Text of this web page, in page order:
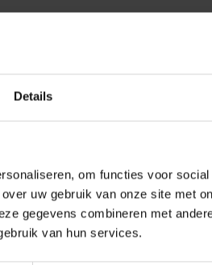
Details
om functies voor
uw gebruik van onze site met
gegevens combineren met
van hun services.
Ik heb werkervaring in
waar je mee zit en wat
dat cliënten zich snel op hun